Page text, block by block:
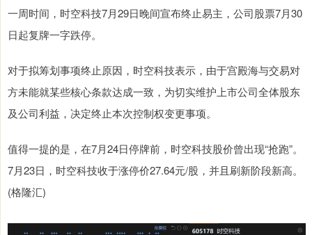
一周时间，时空科技7月29日晚间宣布终止易主，公司股票7月30
日起复牌一字跌停。
对于拟筹划事项终止原因，时空科技表示，由于宫殿海与交易对
方未能就某些核心条款达成一致，为切实维护上市公司全体股东
及公司利益，决定终止本次控制权变更事项。
值得一提的是，在7月24日停牌前，时空科技股价曾出现“抢跑”。
7月23日，时空科技收于涨停价27.64元/股，并且刷新阶段新高。
(格隆汇)